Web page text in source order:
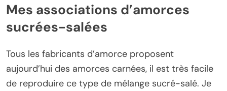
Mes associations d’amorces
sucrées-salées
Tous les fabricants d’amorce proposent
aujourd’hui des amorces carnées, il est très facile
de reproduire ce type de mélange sucré-salé. Je